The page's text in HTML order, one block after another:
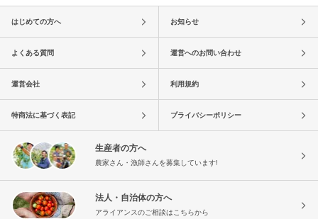
はじめての方へ お知らせ
よくある質問 運営へのお問い合わせ
運営会社 利用規約
特商法に基づく表記 プライバシーポリシー
生産者の方へ
農家さん・漁師さんを募集しています!
法人・自治体の方へ
アライアンスのご相談はこちらから